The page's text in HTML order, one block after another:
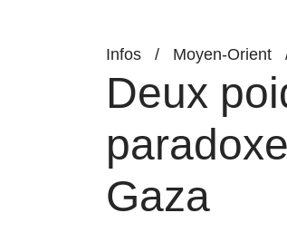
Infos / Moyen-Orient
Deux
Gaza